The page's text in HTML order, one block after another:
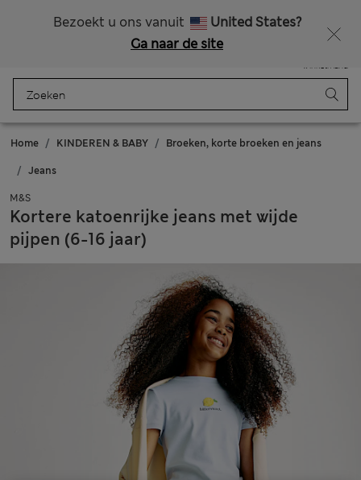
Bezoekt u ons vanuit
United States?
Ga naar de site
Winkelmand
Home KINDEREN & BABY Broeken, korte broeken en jeans
Jeans
M&S
Kortere katoenrijke jeans met wijde
pijpen (6-16 jaar)